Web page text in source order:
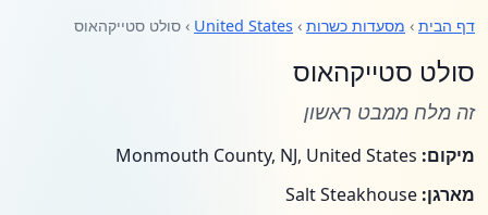
דף הבית › מסעדות כשרות ›
United States › סולט סטייקהאוס
סולט סטייקהאוס
זה מלח ממבט ראשון
מיקום:
מארגן: